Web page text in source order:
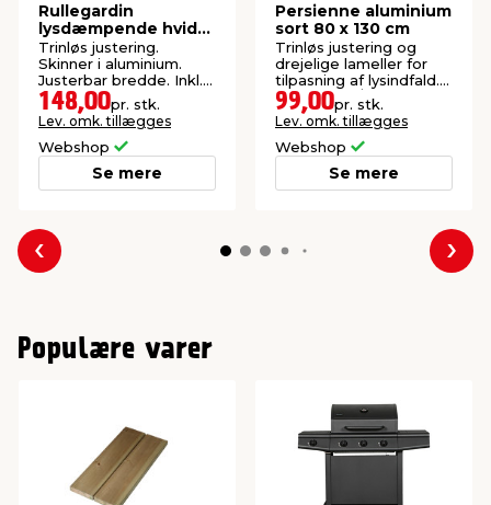
Rullegardin
lysdæmpende hvid
100 x 210 cm
Trinløs justering.
Skinner i aluminium.
Justerbar bredde. Inkl.
beslag og skruer.
148,00pr. stk.
Lev. omk. tillægges
Webshop
Se mere
Persienne aluminium
sort 80 x 130 cm
Trinløs justering og
drejelige lameller for
tilpasning af lysindfald.
Inkl. beslag/skruer.
99,00pr. stk.
Lev. omk. tillægges
Webshop
Se mere
Forrige
Populære varer